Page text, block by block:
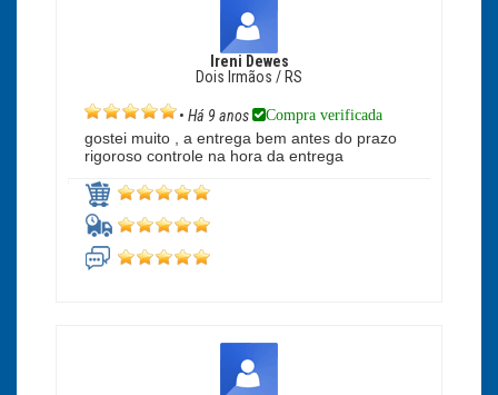
Ireni Dewes
Dois Irmãos / RS
• Há 9 anos Compra verificada
gostei muito , a entrega bem antes do prazo
rigoroso controle na hora da entrega